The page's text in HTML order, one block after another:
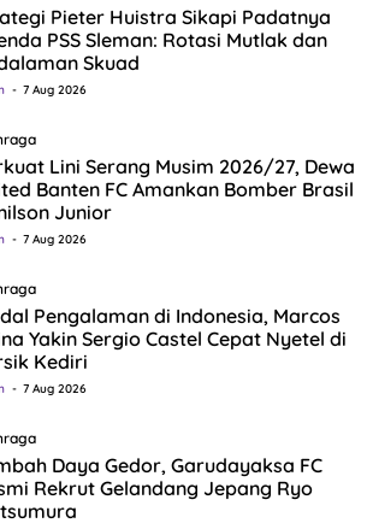
Pieter Huistra Sikapi Padatnya
PSS Sleman: Rotasi Mutlak dan
Skuad
7 Aug 2026
Lini Serang Musim 2026/27, Dewa
Banten FC Amankan Bomber Brasil
Junior
7 Aug 2026
Pengalaman di Indonesia, Marcos
Yakin Sergio Castel Cepat Nyetel di
Kediri
7 Aug 2026
Daya Gedor, Garudayaksa FC
Rekrut Gelandang Jepang Ryo